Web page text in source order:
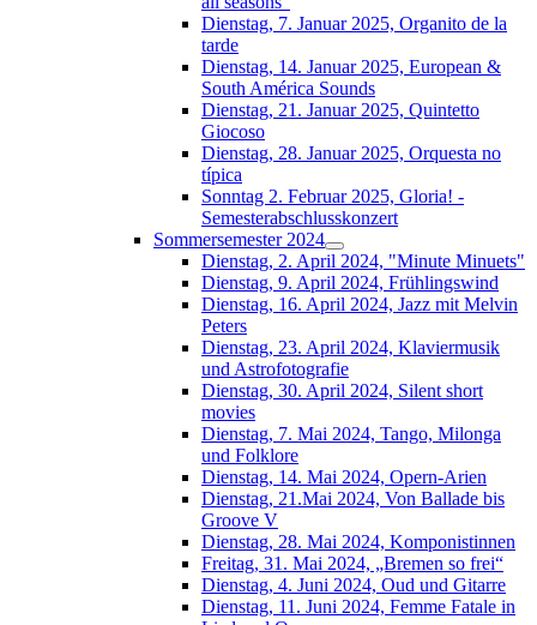
Dienstag, 7. Januar 2025, Organito de la
tarde
Dienstag, 14. Januar 2025, European &
South América Sounds
Dienstag, 21. Januar 2025, Quintetto
Giocoso
Dienstag, 28. Januar 2025, Orquesta no
típica
Sonntag 2. Februar 2025, Gloria! -
Semesterabschlusskonzert
Sommersemester 2024
Dienstag, 2. April 2024, "Minute Minuets"
Dienstag, 9. April 2024, Frühlingswind
Dienstag, 16. April 2024, Jazz mit Melvin
Peters
Dienstag, 23. April 2024, Klaviermusik
und Astrofotografie
Dienstag, 30. April 2024, Silent short
movies
Dienstag, 7. Mai 2024, Tango, Milonga
und Folklore
Dienstag, 14. Mai 2024, Opern-Arien
Dienstag, 21.Mai 2024, Von Ballade bis
Groove V
Dienstag, 28. Mai 2024, Komponistinnen
Freitag, 31. Mai 2024, „Bremen so frei“
Dienstag, 4. Juni 2024, Oud und Gitarre
Dienstag, 11. Juni 2024, Femme Fatale in